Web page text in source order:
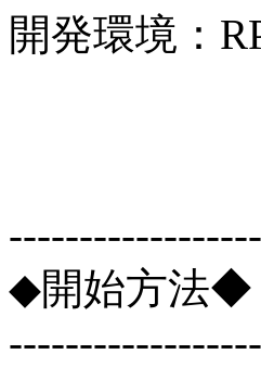
開発環境：
◆開始方法◆